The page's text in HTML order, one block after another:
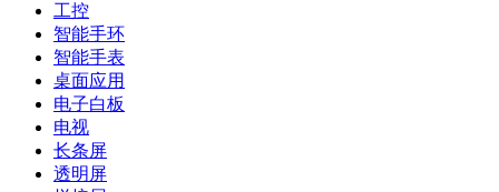
工控
智能手环
智能手表
桌面应用
电子白板
电视
长条屏
透明屏